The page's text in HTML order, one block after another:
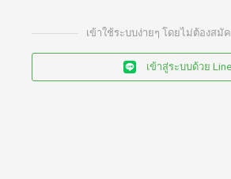
เข้าใช้ระบบง่ายๆ โดยไม่ต้องสมั
เข้าสู่ระบบด้วย Line